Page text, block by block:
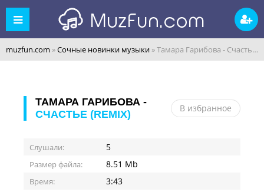
muzfun.com »Сочные новинки музыки » Тамара Гарибова - Счастье (Remix)
ТАМАРА ГАРИБОВА -
СЧАСТЬЕ (REMIX)
В избранное
Слушали: 5
Размер файла: 8.51 Mb
Время: 3:43